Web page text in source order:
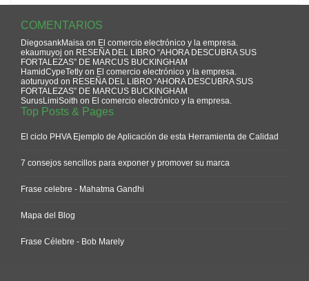
COMENTARIOS
DiegosankMaisa on El comercio electrónico y la empresa.
ekaumuyoj on RESEÑA DEL LIBRO “AHORA DESCUBRA SUS
FORTALEZAS” DE MARCUS BUCKINGHAM
HamidCypeTetly on El comercio electrónico y la empresa.
aoturuyod on RESEÑA DEL LIBRO “AHORA DESCUBRA SUS
FORTALEZAS” DE MARCUS BUCKINGHAM
SurusLimiSoith on El comercio electrónico y la empresa.
Top Posts & Pages
El ciclo PHVA Ejemplo de Aplicación de esta Herramienta de Calidad
7 consejos sencillos para exponer y promover su marca
Frase celebre - Mahatma Gandhi
Mapa del Blog
Frase Célebre - Bob Marely